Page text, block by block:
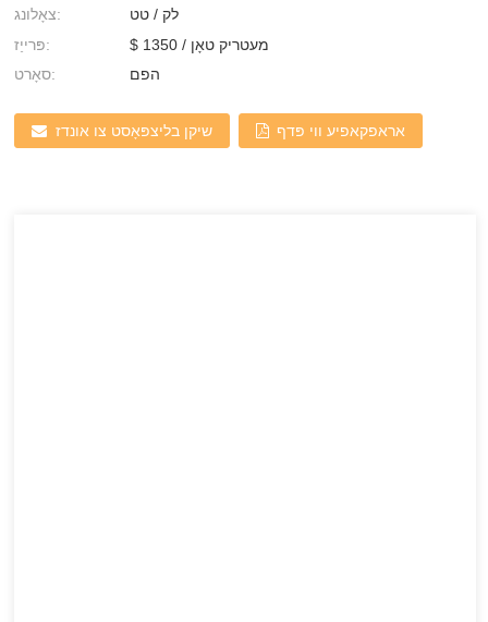
צאָלונג:
לק / טט
פּרייַז:
$ 1350 / מעטריק טאָן
סאָרט:
הפם
שיקן בליצפּאָסט צו אונדז אראפקאפיע ווי פּדף